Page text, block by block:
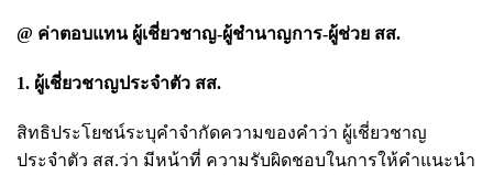
@ ค่าตอบแทน ผู้เชี่ยวชาญ-ผู้ชำนาญการ-ผู้ช่วย สส.
1. ผู้เชี่ยวชาญประจำตัว สส.
สิทธิประโยชน์ระบุคำจำกัดความของคำว่า ผู้เชี่ยวชาญ
ประจำตัว สส.ว่า มีหน้าที่ ความรับผิดชอบในการให้คำแนะนำ